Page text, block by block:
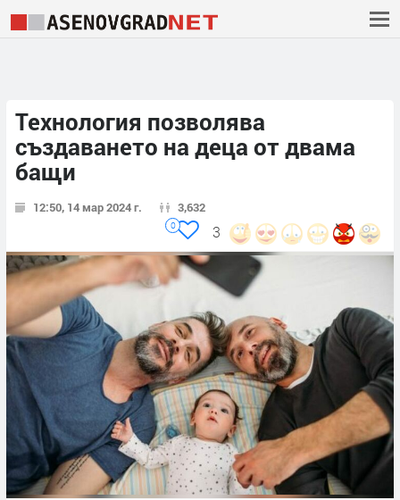
Технология позволява
създаването на деца от двама
бащи
12:50, 14 мар 2024 г. 3,632
3
0